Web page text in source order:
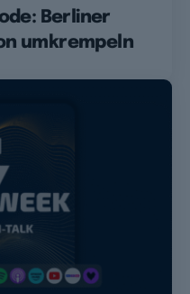
Berliner
umkrempeln